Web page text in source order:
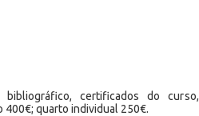
certificados do curso,
400€; quarto individual 250€.